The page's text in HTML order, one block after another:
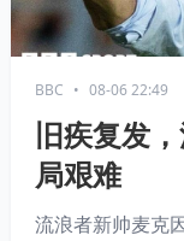
BBC • 08-06 22:49
旧疾复发
局艰难
流浪者新帅麦克